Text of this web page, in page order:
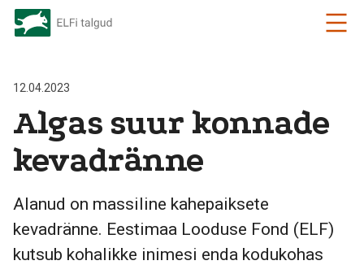
12.04.2023
Algas suur konnade
kevadränne
Alanud on massiline kahepaiksete
kevadränne. Eestimaa Looduse Fond (ELF)
kutsub kohalikke inimesi enda kodukohas